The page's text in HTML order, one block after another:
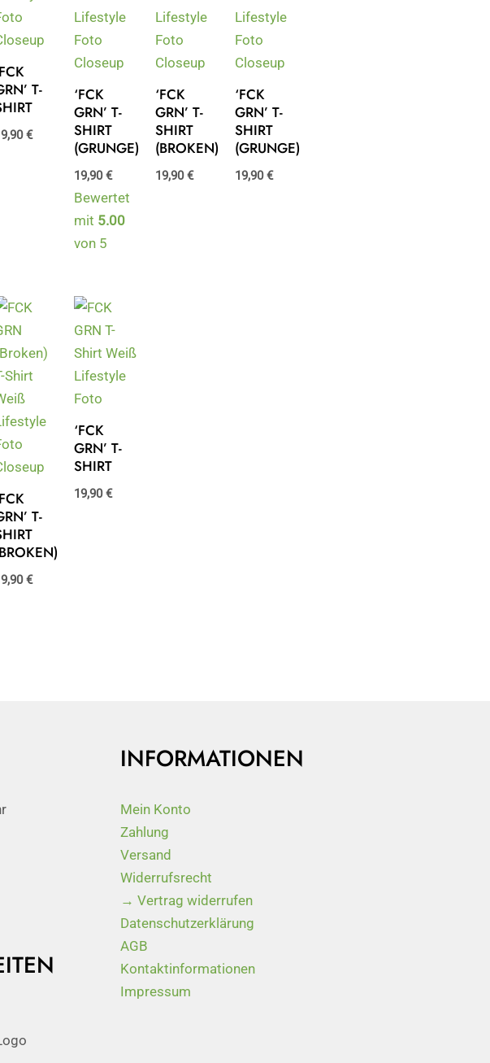
T-
€
‘FCK
GRN’ T-
SHIRT
(GRUNGE)
19,90€
Bewertet
mit 5.00
von 5
‘FCK
GRN’ T-
SHIRT
(BROKEN)
19,90€
‘FCK
GRN’ T-
SHIRT
(GRUNGE)
19,90€
T-
€
‘FCK
GRN’ T-
SHIRT
19,90€
INFORMATIONEN
Mein Konto
Zahlung
Versand
Widerrufsrecht
→ Vertrag widerrufen
Datenschutzerklärung
AGB
Kontaktinformationen
Impressum